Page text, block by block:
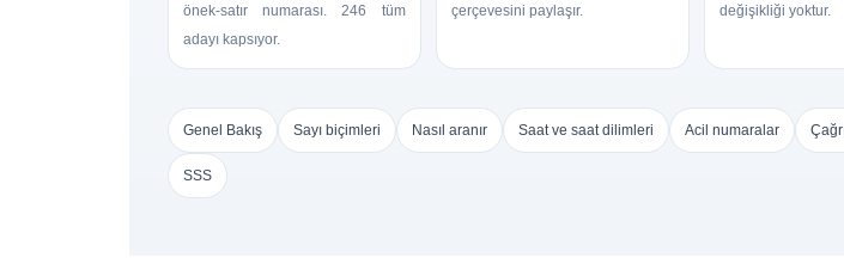
önek-satır numarası. 246 tüm
adayı kapsıyor.
çerçevesini paylaşır.
değişikliği yoktur.
Genel Bakış Sayı biçimleri Nasıl aranır Saat ve saat dilimleri Acil numaralar
SSS